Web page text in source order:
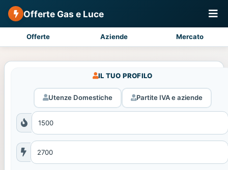
Offerte Gas e Luce
Offerte Aziende Mercato
IL TUO PROFILO
Utenze Domestiche Partite IVA e aziende